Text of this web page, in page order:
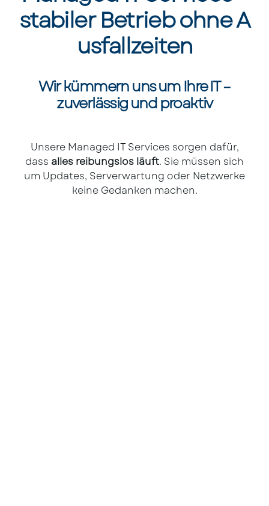
stabiler Betrieb ohne A
usfallzeiten
Wir kümmern uns um Ihre IT –
zuverlässig und proaktiv
Unsere Managed IT Services sorgen dafür,
dass alles reibungslos läuft. Sie müssen sich
um Updates, Serverwartung oder Netzwerke
keine Gedanken machen.